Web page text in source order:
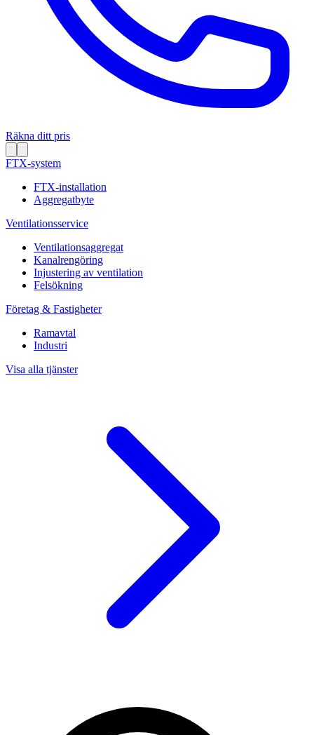
Räkna ditt pris
FTX-system
FTX-installation
Aggregatbyte
Ventilationsservice
Ventilationsaggregat
Kanalrengöring
Injustering av ventilation
Felsökning
Företag & Fastigheter
Ramavtal
Industri
Visa alla tjänster